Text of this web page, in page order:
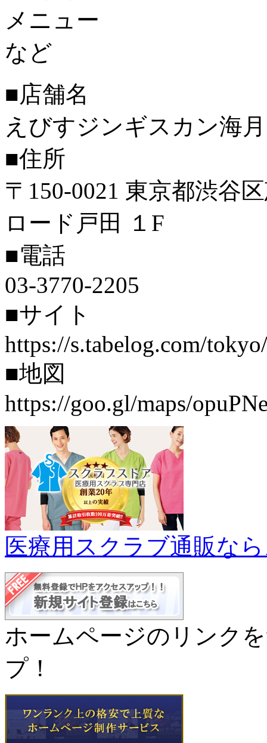
■店舗名
えびすジンギスカン海月
■住所
〒150-0021 東京都渋谷
ロード戸田 １F
■電話
03-3770-2205
■サイト
https://s.tabelog.com/
■地図
https://goo.gl/maps/
医療用スクラブ通販な
ホームページのリンク
プ！